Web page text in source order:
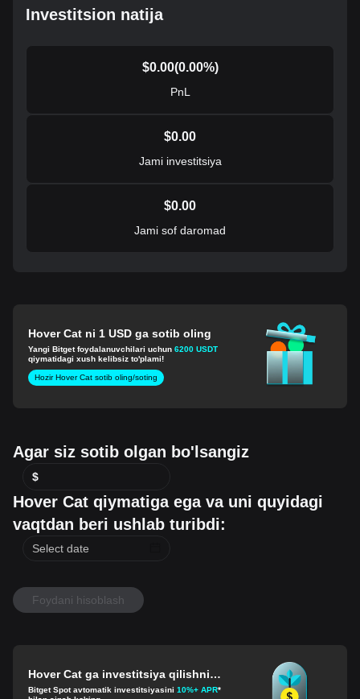
Investitsion natija
$0.00(0.00%)
PnL
$0.00
Jami investitsiya
$0.00
Jami sof daromad
Hover Cat ni 1 USD ga sotib oling
Yangi Bitget foydalanuvchilari uchun6200 USDT
qiymatidagi xush kelibsiz to'plami!
Hozir Hover Cat sotib oling/soting
Agar siz sotib olgan bo'lsangiz
$
Hover Cat qiymatiga ega va uni quyidagi
vaqtdan beri ushlab turibdi:
Foydani hisoblash
Hover Cat ga investitsiya qilishni
boshlang
Bitget Spot avtomatik investitsiyasini10%+ APR*